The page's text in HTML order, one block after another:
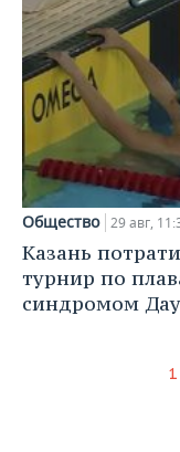
Общество 29 авг,
Казань
турнир по
синдромом
1